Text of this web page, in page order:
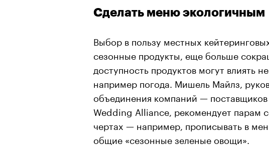
Сделать меню экологичным
Выбор в пользу местных
сезонные продукты, еще больше
доступность продуктов могут влиять
например погода. Мишель Майлз,
объединения компаний —
Wedding Alliance, рекомендует парам
чертах — например, прописывать в
общие «сезонные зеленые овощи».